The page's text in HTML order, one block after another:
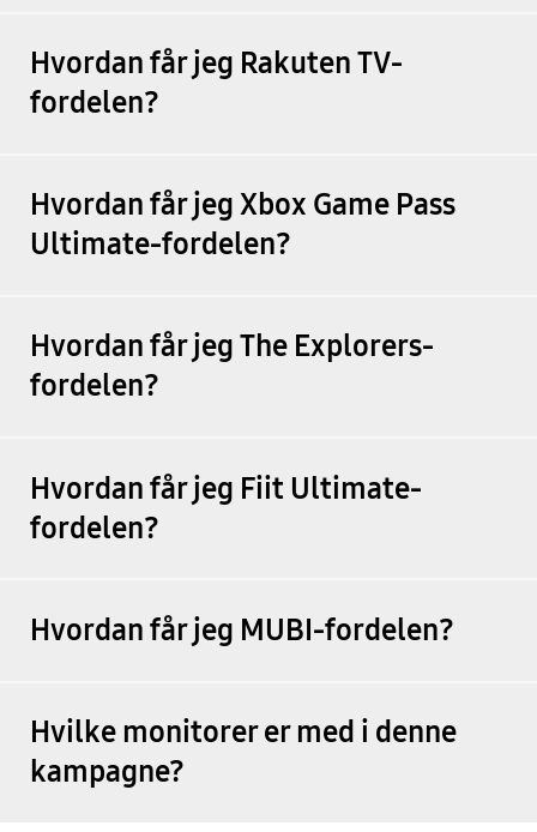
Hvordan får jeg Rakuten TV-
fordelen?
Hvordan får jeg Xbox Game Pass
Ultimate-fordelen?
Hvordan får jeg The Explorers-
fordelen?
Hvordan får jeg Fiit Ultimate-
fordelen?
Hvordan får jeg MUBI-fordelen?
Hvilke monitorer er med i denne
kampagne?